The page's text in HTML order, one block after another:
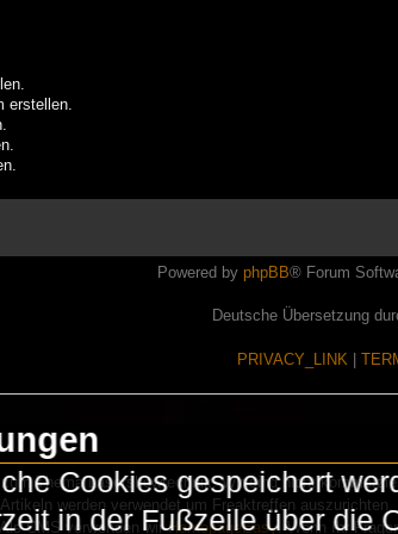
erstellen.
Powered by phpBB® Forum
Deutsche Übersetzung
PRIVACY_LINK
Thema Lasershowtechnik. Wir sind nicht
werden verwendet um Freaktreffen
CMS verwenden wirHomepageEasy. Wenn Ihr
Cookies gespeichert
in der Fußzeile über die